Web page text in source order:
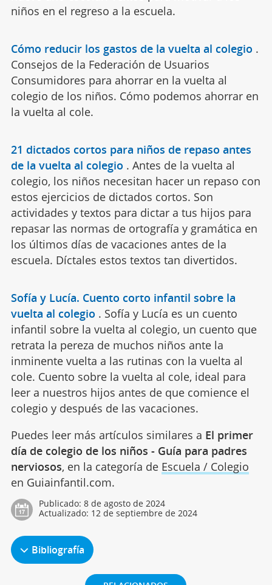
niños en el regreso a la escuela.
Cómo reducir los gastos de la vuelta al colegio .
Consejos de la Federación de Usuarios
Consumidores para ahorrar en la vuelta al
colegio de los niños. Cómo podemos ahorrar en
la vuelta al cole.
21 dictados cortos para niños de repaso antes
de la vuelta al colegio . Antes de la vuelta al
colegio, los niños necesitan hacer un repaso con
estos ejercicios de dictados cortos. Son
actividades y textos para dictar a tus hijos para
repasar las normas de ortografía y gramática en
los últimos días de vacaciones antes de la
escuela. Díctales estos textos tan divertidos.
Sofía y Lucía. Cuento corto infantil sobre la
vuelta al colegio . Sofía y Lucía es un cuento
infantil sobre la vuelta al colegio, un cuento que
retrata la pereza de muchos niños ante la
inminente vuelta a las rutinas con la vuelta al
cole. Cuento sobre la vuelta al cole, ideal para
leer a nuestros hijos antes de que comience el
colegio y después de las vacaciones.
Puedes leer más artículos similares a El primer
día de colegio de los niños - Guía para padres
nerviosos, en la categoría de Escuela / Colegio
en Guiainfantil.com.
Publicado: 8 de agosto de 2024
Actualizado: 12 de septiembre de 2024
Bibliografía